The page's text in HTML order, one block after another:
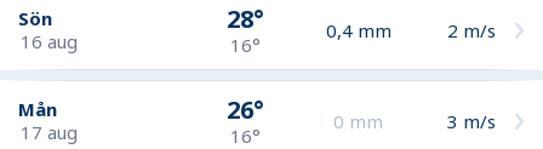
Sön
16 aug
28°
16°
0,4 mm 2 m/s
Mån
17 aug
26°
16°
0 mm 3 m/s